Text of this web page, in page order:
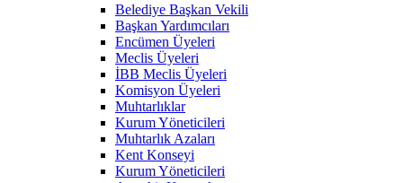
Belediye Başkan Vekili
Başkan Yardımcıları
Encümen Üyeleri
Meclis Üyeleri
İBB Meclis Üyeleri
Komisyon Üyeleri
Muhtarlıklar
Kurum Yöneticileri
Muhtarlık Azaları
Kent Konseyi
Kurum Yöneticileri